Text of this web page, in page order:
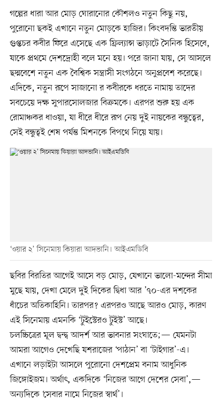
গল্পের ধারা আর মোড় ঘোরানোর কৌশলও নতুন কিছু নয়,
পুরোনো ছকই এখানে নতুন মোড়কে হাজির। কিংবদন্তি ভারতীয়
গুপ্তচর কবীর ফিরে এসেছে এক ফ্রিল্যান্স ভাড়াটে সৈনিক হিসেবে,
যাকে প্রথমে দেশদ্রোহী বলে মনে হয়। পরে জানা যায়, সে আসলে
ছদ্মবেশে নতুন এক বৈশ্বিক সন্ত্রাসী সংগঠনে অনুপ্রবেশ করেছে।
এদিকে, নতুন রূপে সাজানো র কবীরকে ধরতে নামায় তাদের
সবচেয়ে দক্ষ সুপারসোলজার বিক্রমকে। এরপর শুরু হয় এক
রোমাঞ্চকর ধাওয়া, যা ধীরে ধীরে রূপ নেয় দুই নায়কের বন্ধুত্বের,
সেই বন্ধুত্বই শেষ পর্যন্ত মিশনকে বিপথে নিয়ে যায়।
‘ওয়ার ২’ সিনেমায় কিয়ারা আদভানি। আইএমডিবি
ছবির বিরতির আগেই আসে বড় মোড়, যেখানে ভালো-মন্দের সীমা
মুছে যায়, দেখা মেলে দুই দিকের দ্বিধা আর ’৭০-এর দশকের
ধাঁচের অতিকাহিনি। তারপর? এরপরও আছে আরও মোড়, কারণ
এই সিনেমায় এমনকি ‘টুইস্টেরও টুইস্ট’ আছে।
চলচ্চিত্রের মূল দ্বন্দ্ব আদর্শ আর ভাবনার সংঘাতে;— যেমনটা
আমরা আগেও দেখেছি যশরাজের ‘পাঠান’ বা ‘টাইগার’-এ।
এখানে লড়াইটা আসলে পুরোনো দেশপ্রেম বনাম আধুনিক
জিঙ্গোইজম। অর্থাৎ, একদিকে ‘নিজের আগে দেশের সেবা’,—
অন্যদিকে ‘সেবার নামে নিজের স্বার্থ’।